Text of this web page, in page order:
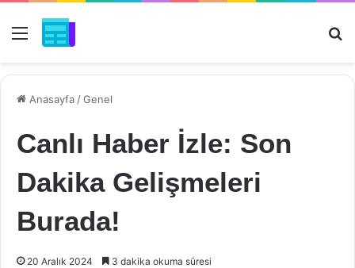
Menü
Anasayfa /Genel
Canlı Haber İzle: Son
Dakika Gelişmeleri
Burada!
20 Aralık 2024 3 dakika okuma süresi